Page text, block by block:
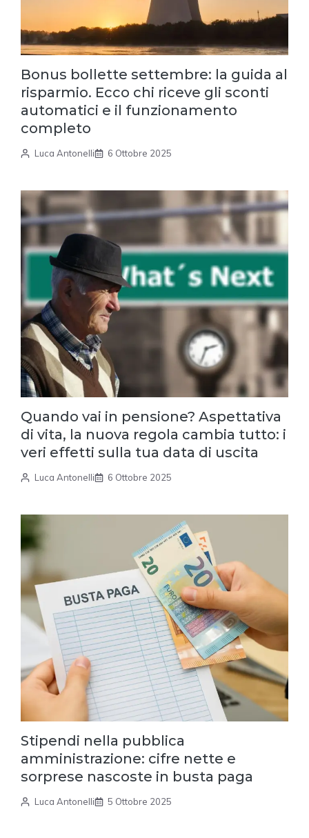
Bonus bollette settembre: la guida al
risparmio. Ecco chi riceve gli sconti
automatici e il funzionamento
completo
Luca Antonelli 6 Ottobre 2025
Quando vai in pensione? Aspettativa
di vita, la nuova regola cambia tutto: i
veri effetti sulla tua data di uscita
Luca Antonelli 6 Ottobre 2025
Stipendi nella pubblica
amministrazione: cifre nette e
sorprese nascoste in busta paga
Luca Antonelli 5 Ottobre 2025